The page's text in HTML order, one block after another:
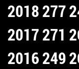
2018277
2017271
2016249